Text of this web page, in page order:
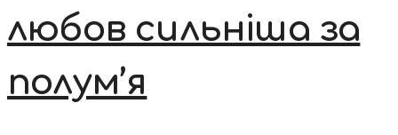
любов сильніша за
полум’я